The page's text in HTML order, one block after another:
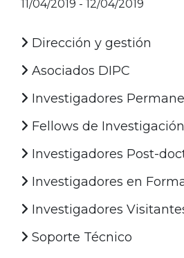
11/04/2019 - 12/04/2019
Dirección y gestión
Asociados DIPC
Investigadores
Fellows de Investigación
Investigadores Post-
Investigadores en
Investigadores
Soporte Técnico